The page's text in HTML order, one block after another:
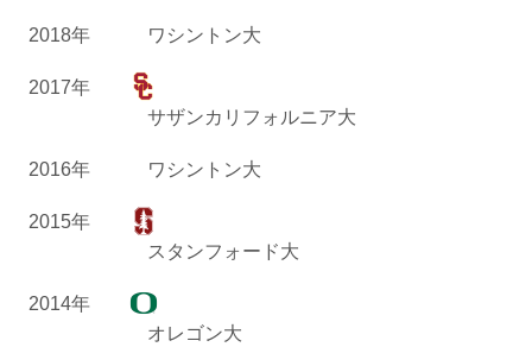
2018年 ワシントン大
2017年
サザンカリフォルニア大
2016年 ワシントン大
2015年
スタンフォード大
2014年
オレゴン大